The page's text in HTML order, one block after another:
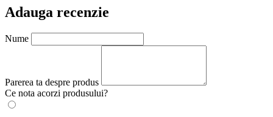
Adauga recenzie
Nume
Parerea ta despre produs
Ce nota acorzi produsului?